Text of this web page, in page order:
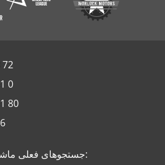
72
0
80
جستجوهای فعلی ماشین‌آلات: